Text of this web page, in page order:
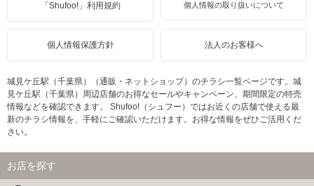
「Shufoo!」利用規約 個人情報の取り扱いについて
個人情報保護方針 法人のお客様へ
城見ケ丘駅（千葉県）（通販・ネットショップ）のチラシ一覧ページです。城
見ケ丘駅（千葉県）周辺店舗のお得なセールやキャンペーン、期間限定の特売
情報などを確認できます。 Shufoo!（シュフー）ではお近くの店舗で使える最
新のチラシ情報を、手軽にご確認いただけます。お得な情報をぜひご活用くだ
さい。
お店を探す